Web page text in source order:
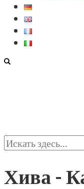
Поиск:
Хива -